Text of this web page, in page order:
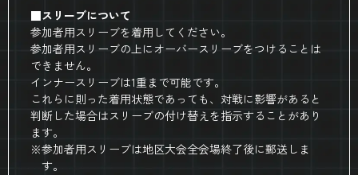
■スリーブについて
参加者用スリーブを着用してください。
参加者用スリーブの上にオーバースリーブをつけることは
できません。
インナースリーブは1重まで可能です。
これらに則った着用状態であっても、対戦に影響があると
判断した場合はスリーブの付け替えを指示することがあり
ます。
※参加者用スリーブは地区大会全会場終了後に郵送しま
す。